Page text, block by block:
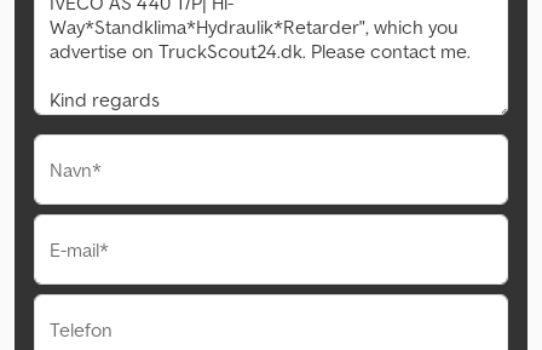
Navn*
E-mail*
Telefon